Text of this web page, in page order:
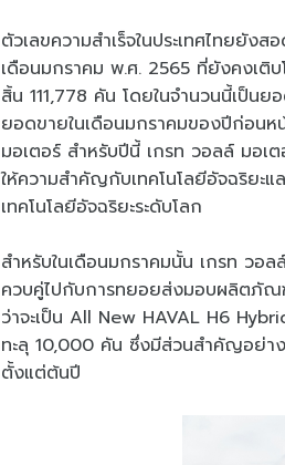
ตัวเลขความสำเร็จในประเทศไทยยั
เดือนมกราคม พ.ศ. 2565 ที่ยังคงเติ
สิ้น 111,778 คัน โดยในจำนวนนี้เป็น
ยอดขายในเดือนมกราคมของปีก่อน
มอเตอร์ สำหรับปีนี้ เกรท วอลล์ มอเ
ให้ความสำคัญกับเทคโนโลยีอัจฉริยะ
เทคโนโลยีอัจฉริยะระดับโลก
สำหรับในเดือนมกราคมนั้น เกรท วอ
ควบคู่ไปกับการทยอยส่งมอบผลิตภั
ว่าจะเป็น All New HAVAL H6
ทะลุ 10,000 คัน ซึ่งมีส่วนสำคัญอย่า
ตั้งแต่ต้นปี